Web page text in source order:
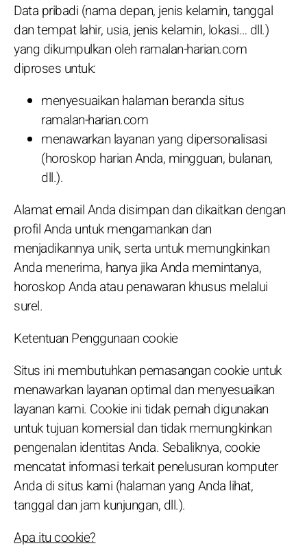
Data pribadi (nama depan, jenis kelamin, tanggal
dan tempat lahir, usia, jenis kelamin, lokasi… dll.)
yang dikumpulkan oleh ramalan-harian.com
diproses untuk:
menyesuaikan halaman beranda situs
ramalan-harian.com
menawarkan layanan yang dipersonalisasi
(horoskop harian Anda, mingguan, bulanan,
dll.).
Alamat email Anda disimpan dan dikaitkan dengan
profil Anda untuk mengamankan dan
menjadikannya unik, serta untuk memungkinkan
Anda menerima, hanya jika Anda memintanya,
horoskop Anda atau penawaran khusus melalui
surel.
Ketentuan Penggunaan cookie
Situs ini membutuhkan pemasangan cookie untuk
menawarkan layanan optimal dan menyesuaikan
layanan kami. Cookie ini tidak pernah digunakan
untuk tujuan komersial dan tidak memungkinkan
pengenalan identitas Anda. Sebaliknya, cookie
mencatat informasi terkait penelusuran komputer
Anda di situs kami (halaman yang Anda lihat,
tanggal dan jam kunjungan, dll.).
Apa itu cookie?